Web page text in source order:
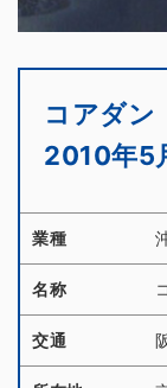
コ
2010年5
業種
名称
交通